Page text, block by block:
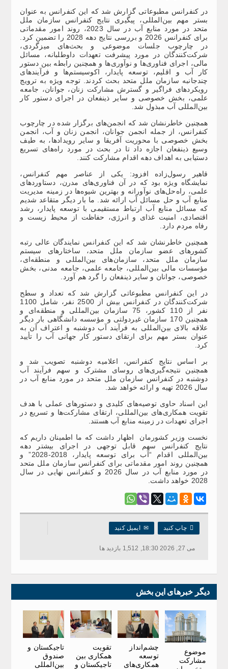
در کنفرانس مطبوعاتی گزارش شد که این کنفرانس به عنوان
بستر مهم بین‌المللی، پیگیری نتایج کنفرانس سازمان ملل
متحد در مورد منابع آب در سال 2023، روند امور مقدماتی
برای کنفرانس 2026 و بررسی نتایج دهه 2028 را تضمین کرد.
در چارچوب جلسات موضوعی و بحث‌های میزگردی،
شرکت‌کنندگان در مورد پیشرفت تعهدات داوطلبانه، مسائل
مالی، اجرای فناوری‌ها و نوآوری‌ها و همچنین رابطه بین دستور
کار آب و اقلیم، توسعه پایدار، اکوسیستم‌ها و فرآیندهای
چندجانبه سازمان ملل متحد بحث کردند. توجه ویژه‌ به ترویج
رویکردهای فراگیر و گسترش مشارکت زنان، جوانان، جامعه
علمی، بخش خصوصی و سایر ذینفعان در اجرای دستور کار
بین‌المللی آب مبذول شد.
همچنین خاطرنشان شد که انجمن‌های برگزار شده در چارچوب
کنفرانس، از جمله انجمن جوانان، انجمن زنان و آب، انجمن
بخش خصوصی با محوریت آفریقا و سایر رویدادها، به طیف
وسیع ذینفعان اجازه داد تا در بحث در مورد راه‌های تسریع
دستیابی به اهداف دهه اقدام مشارکت کنند.
قاهیر رسول‌زاده افزود: یکی از عناصر مهم کنفرانس،
نمایشگاه ویژه‌ بود که در آن فناوری‌های مدرن، دستاوردهای
علمی، راه‌حل‌های نوآورانه و بهترین شیوه‌ها در زمینه مدیریت
منابع آب و حل مسائل آب ارائه شد. ما بار دیگر متقاعد شدیم
که مسائل منابع آب ارتباط مستقیمی با توسعه پایدار، رشد
اقتصادی، امنیت غذای و انرژی، حفاظت از محیط زیست و
رفاه مردم دارد.
همچنین خاطرنشان شد که این کنفرانس نمایندگان عالی رتبه
کشورهای عضو سازمان ملل متحد، ساختارهای سیستم
سازمان ملل متحد، سازمان‌های بین‌المللی و منطقه‌ای،
مؤسسات مالی بین‌المللی، جامعه علمی، جامعه مدنی، بخش
خصوصی، جوانان و سایر ذینفعان را گرد هم آورد.
در این کنفرانس مطبوعاتی گزارش شد که تعداد و سطح
شرکت‌کنندگان در کنفرانس بیش از 2500 نفر، شامل 1100
نفر از 110 کشور، 75 سازمان بین‌المللی و منطقه‌ای و
همچنین 170 سازمان غیردولتی و مؤسسه دانشگاهی بار دیگر
علاقه بالای بین‌المللی به فرآیند آب دوشنبه و اعتراف آن به
عنوان بستر مهم برای ارتقای دستور کار جهانی آب را تأیید
کرد.
بر اساس نتایج کنفرانس، اعلامیه دوشنبه تصویب شد و
همچنین نتیجه‌گیری‌های روسای مشترک و سهم فرآیند آب
دوشنبه در کنفرانس سازمان ملل متحد در مورد منابع آب در
سال 2026 تهیه و ارائه خواهد شد.
این اسناد حاوی توصیه‌های کلیدی و دستورهای عملی با هدف
تقویت همکاری‌های بین‌المللی، ارتقای مشارکت‌ها و تسریع در
اجرای تعهدات در زمینه منابع آب هستند.
نخست وزیر کشورمان اظهار داشت که ما اطمینان داریم که
نتایج کنفرانس سهم قابل توجهی در اجرای بیشتر دهه
بین‌المللی اقدام “آب برای توسعه پایدار، 2018-2028” و
همچنین روند امور مقدماتی برای کنفرانس سازمان ملل متحد
در مورد منابع آب در سال 2026 و کنفرانس نهایی در سال
2028 خواهد داشت.
 چاپ کنید ✉ایمیل کنید
می 27, 2026 18:30, 1,512 بازدید ها
دیگر خبرهای این بخش
موضوع
مشارکت
چشم‌انداز
توسعه
همکاری‌های
تقویت
همکاری بین
تاجیکستان و
تاجیکستان و
صندوق
بین‌المللی